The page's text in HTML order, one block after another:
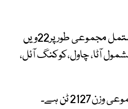
علامہ اقبال انٹر نیشنل ائیر پور ٹ لاہور سے 100 ٹن سامان پر مشتمل مجموعی طور پر22ویں
آٹا، چاول،کوکنگ آئل،